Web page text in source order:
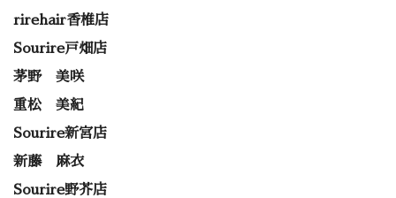
rirehair香椎店
Sourire戸畑店
茅野 美咲
重松 美紀
Sourire新宮店
新藤 麻衣
Sourire野芥店